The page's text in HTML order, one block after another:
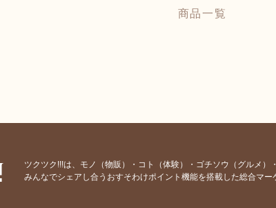
商品一覧
ツクツク!!!は、モノ（物販）・コト（体験）・ゴチソウ（グルメ
みんなでシェアし合うおすそわけポイント機能を搭載した総合マー